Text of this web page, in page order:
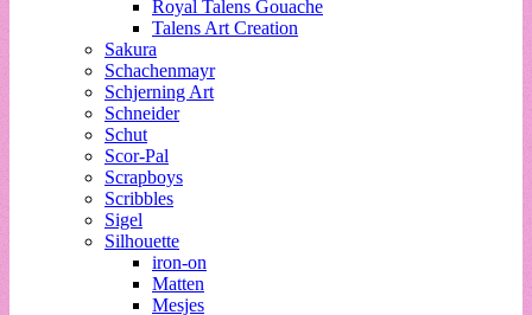
Royal Talens Gouache
Talens Art Creation
Sakura
Schachenmayr
Schjerning Art
Schneider
Schut
Scor-Pal
Scrapboys
Scribbles
Sigel
Silhouette
iron-on
Matten
Mesjes